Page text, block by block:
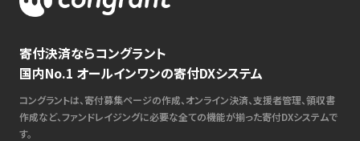
寄付決済ならコングラント
国内No.1 オールインワンの寄付DXシステム
コングラントは、寄付募集ページの作成、オンライン決済、支援者管理、領収書
作成など、ファンドレイジングに必要な全ての機能が揃った寄付DXシステムで
す。